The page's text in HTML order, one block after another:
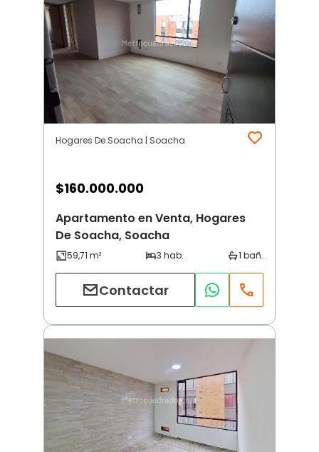
Hogares De Soacha | Soacha
$160.000.000
Apartamento en Venta, Hogares
De Soacha, Soacha
Contactar